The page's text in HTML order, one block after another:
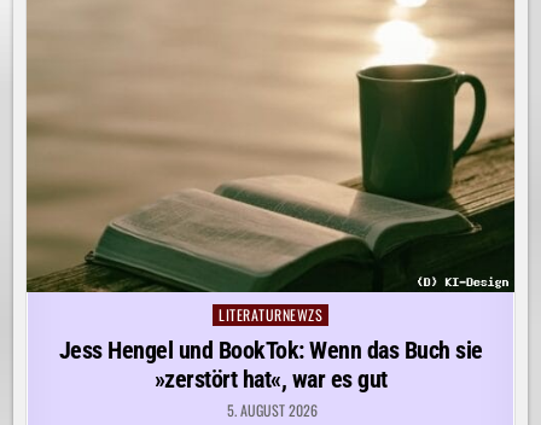
Posted
in
LITERATURNEWZS
Jess Hengel und BookTok: Wenn das Buch sie
»zerstört hat«, war es gut
5. AUGUST 2026